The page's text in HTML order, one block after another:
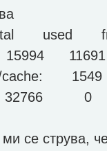
free
cache:
0
се струва,